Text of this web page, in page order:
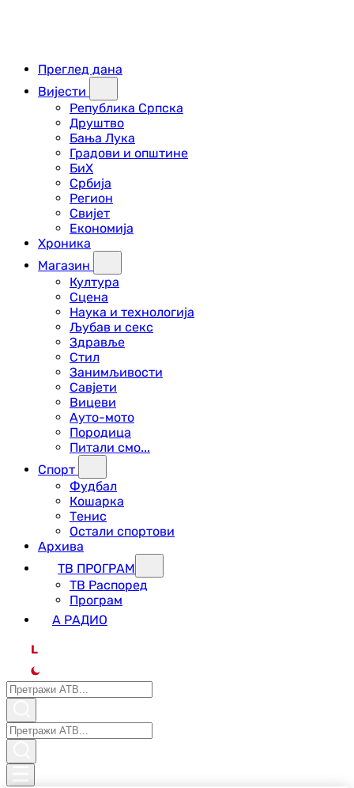
Преглед дана
Вијести
Република Српска
Друштво
Бања Лука
Градови и општине
БиХ
Србија
Регион
Свијет
Економија
Хроника
Магазин
Култура
Сцена
Наука и технологија
Љубав и секс
Здравље
Стил
Занимљивости
Савјети
Вицеви
Ауто-мото
Породица
Питали смо...
Спорт
Фудбал
Кошарка
Тенис
Остали спортови
Архива
ТВ ПРОГРАМ
ТВ Распоред
Програм
А РАДИО
L